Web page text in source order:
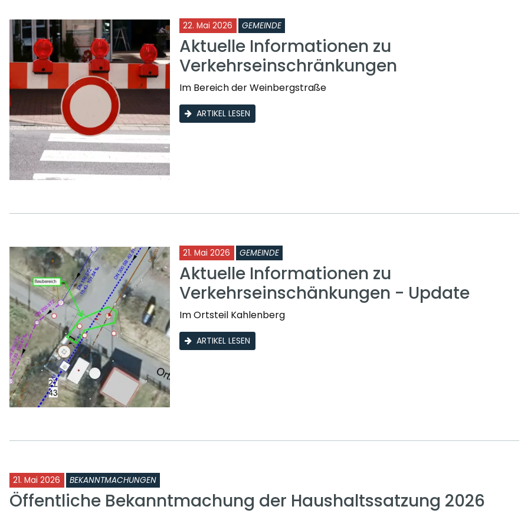
22. Mai 2026 GEMEINDE
Aktuelle Informationen zu
Verkehrseinschränkungen
Im Bereich der Weinbergstraße
ARTIKEL LESEN
21. Mai 2026 GEMEINDE
Aktuelle Informationen zu
Verkehrseinschänkungen - Update
Im Ortsteil Kahlenberg
ARTIKEL LESEN
21. Mai 2026 BEKANNTMACHUNGEN
Öffentliche Bekanntmachung der Haushaltssatzung 2026